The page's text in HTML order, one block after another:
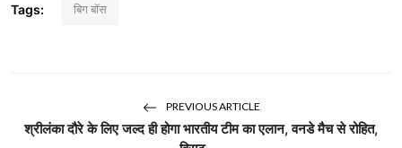
Tags: बिग बॉस
PREVIOUS ARTICLE
श्रीलंका दौरे के लिए जल्द ही होगा भारतीय टीम का एलान, वनडे मैच से रोहित,